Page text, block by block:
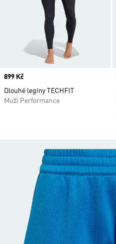
Price
899 Kč
Dlouhé legíny TECHFIT
Muži Performance